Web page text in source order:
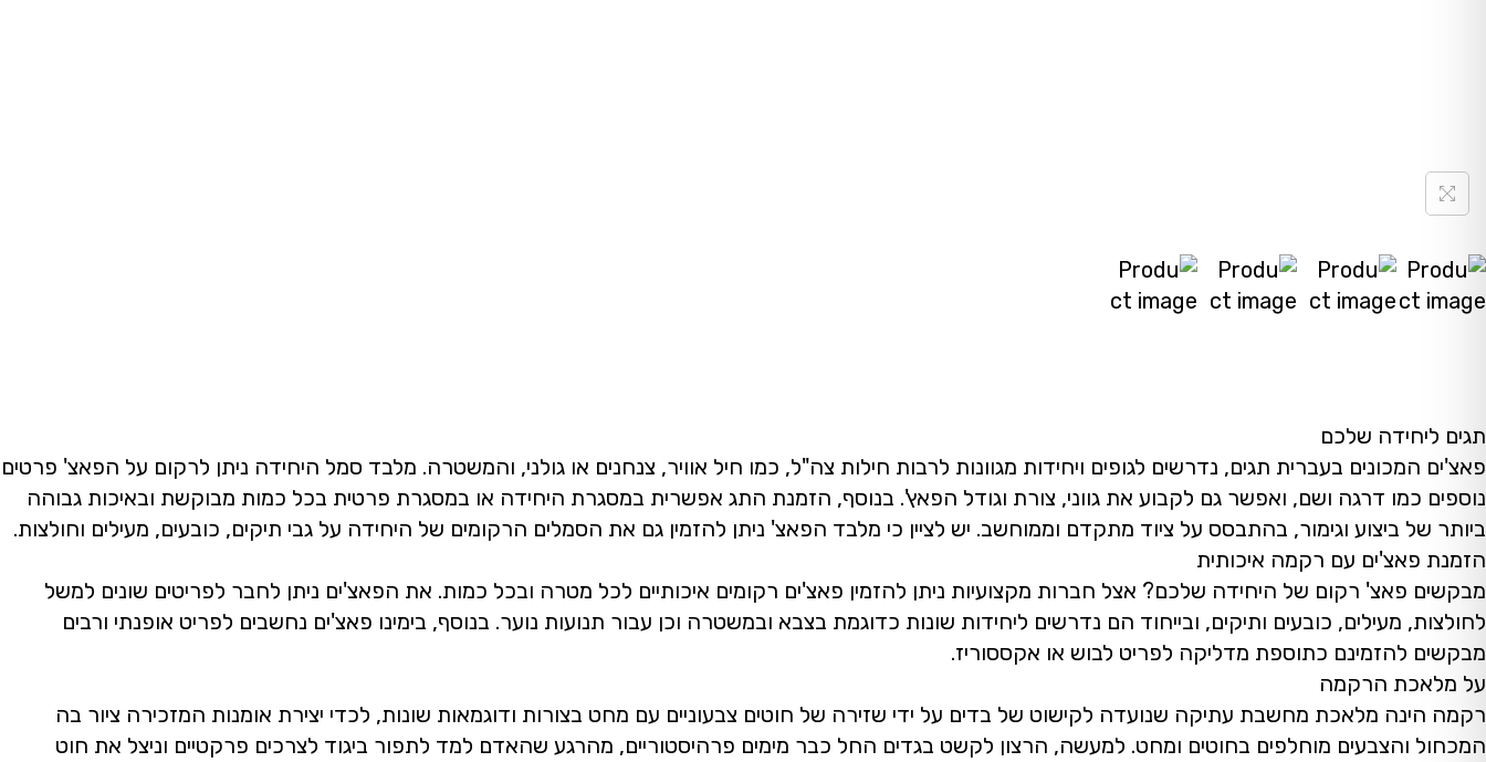
תגים ליחידה שלכם
פאצ'ים המכונים בעברית תגים, נדרשים לגופים ויחידות מגוונות לרבות חילות צה"ל, כמו חיל אוויר, צנחנים או גולני, והמשטרה. מלבד סמל היחידה ניתן לרקום על הפאצ' פרטים
נוספים כמו דרגה ושם, ואפשר גם לקבוע את גווני, צורת וגודל הפאץ'. בנוסף, הזמנת התג אפשרית במסגרת היחידה או במסגרת פרטית בכל כמות מבוקשת ובאיכות גבוהה
ביותר של ביצוע וגימור, בהתבסס על ציוד מתקדם וממוחשב. יש לציין כי מלבד הפאצ' ניתן להזמין גם את הסמלים הרקומים של היחידה על גבי תיקים, כובעים, מעילים וחולצות.
הזמנת פאצ'ים עם רקמה איכותית
מבקשים פאצ' רקום של היחידה שלכם? אצל חברות מקצועיות ניתן להזמין פאצ'ים רקומים איכותיים לכל מטרה ובכל כמות. את הפאצ'ים ניתן לחבר לפריטים שונים למשל
לחולצות, מעילים, כובעים ותיקים, ובייחוד הם נדרשים ליחידות שונות כדוגמת בצבא ובמשטרה וכן עבור תנועות נוער. בנוסף, בימינו פאצ'ים נחשבים לפריט אופנתי ורבים
מבקשים להזמינם כתוספת מדליקה לפריט לבוש או אקססוריז.
על מלאכת הרקמה
רקמה הינה מלאכת מחשבת עתיקה שנועדה לקישוט של בדים על ידי שזירה של חוטים צבעוניים עם מחט בצורות ודוגמאות שונות, לכדי יצירת אומנות המזכירה ציור בה
המכחול והצבעים מוחלפים בחוטים ומחט. למעשה, הרצון לקשט בגדים החל כבר מימים פרהיסטוריים, מהרגע שהאדם למד לתפור ביגוד לצרכים פרקטיים וניצל את חוט